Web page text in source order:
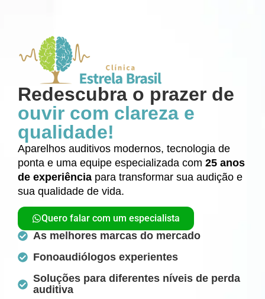
Redescubra o prazer de
ouvir com clareza e
qualidade!
Aparelhos auditivos modernos, tecnologia de
ponta e uma equipe especializada com 25 anos
de experiência para transformar sua audição e
sua qualidade de vida.
Quero falar com um especialista
As melhores marcas do mercado
Fonoaudiólogos experientes
Soluções para diferentes níveis de perda
auditiva